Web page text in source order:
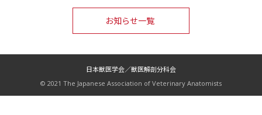
お知らせ一覧
日本獣医学会／獣医解剖分科会
© 2021 The Japanese Association of Veterinary Anatomists